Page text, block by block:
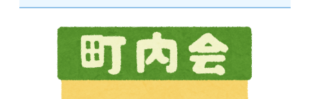
お問い合わせ･連絡事項